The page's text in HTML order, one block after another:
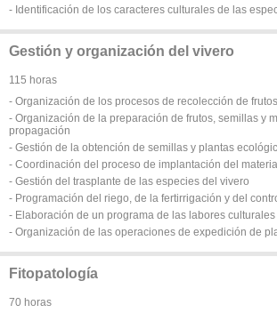
- Identificación de los caracteres culturales de las
Gestión y organización del vivero
115 horas
- Organización de los procesos de recolección de
- Organización de la preparación de frutos, semillas y
propagación
- Gestión de la obtención de semillas y plantas
- Coordinación del proceso de implantación del
- Gestión del trasplante de las especies del vivero
- Programación del riego, de la fertirrigación y del
- Elaboración de un programa de las labores
- Organización de las operaciones de expedición de
Fitopatología
70 horas